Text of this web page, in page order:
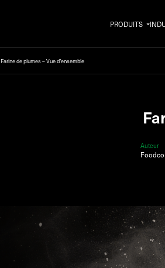
PRODUITS
Farine de plumes – Vue d’ensemble
Auteur